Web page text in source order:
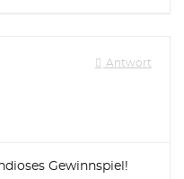
Antwort
Gewinnspiel!